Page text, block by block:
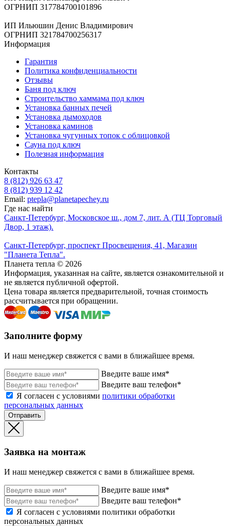
ОГРНИП 317784700101896
ИП Ильюшин Денис Владимирович
ОГРНИП 321784700256317
Информация
Гарантия
Политика конфиденциальности
Отзывы
Баня под ключ
Строительство хаммама под ключ
Установка банных печей
Установка дымоходов
Установка каминов
Установка чугунных топок с облицовкой
Сауна под ключ
Полезная информация
Контакты
8 (812) 926 63 47
8 (812) 939 12 42
Email: ptepla@planetapechey.ru
Где нас найти
Санкт-Петербург, Московское ш., дом 7, лит. А (ТЦ Торговый
Двор, 1 этаж).
Санкт-Петербург, проспект Просвещения, 41, Магазин
"Планета Тепла".
Планета тепла © 2026
Информация, указанная на сайте, является ознакомительной и
не является публичной офертой.
Цена товара является предварительной, точная стоимость
рассчитывается при обращении.
Заполните форму
И наш менеджер свяжется с вами в ближайшее время.
Введите ваше имя*
Введите ваш телефон*
Я согласен с условиями политики обработки
персональных данных
Отправить
Заявка на монтаж
И наш менеджер свяжется с вами в ближайшее время.
Введите ваше имя*
Введите ваш телефон*
Я согласен с условиями политики обработки
персональных данных